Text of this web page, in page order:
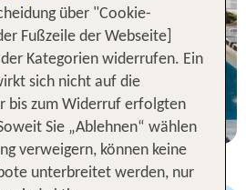
81 % Weiterempfehlung
3 Nächte, ÜF, DZ
p.P. ab 365 €
über "Cookie-
Fußzeile der Webseite]
Kategorien widerrufen. Ein
sich nicht auf die
bis zum Widerruf erfolgten
Sie „Ablehnen“ wählen
verweigern, können keine
unterbreitet werden, nur